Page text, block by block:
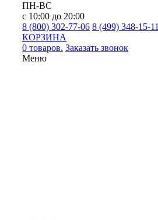
ПН-ВС
с 10:00 до 20:00
8 (800) 302-77-06 8 (499) 348-15-11
КОРЗИНА
0 товаров. Заказать звонок
Меню